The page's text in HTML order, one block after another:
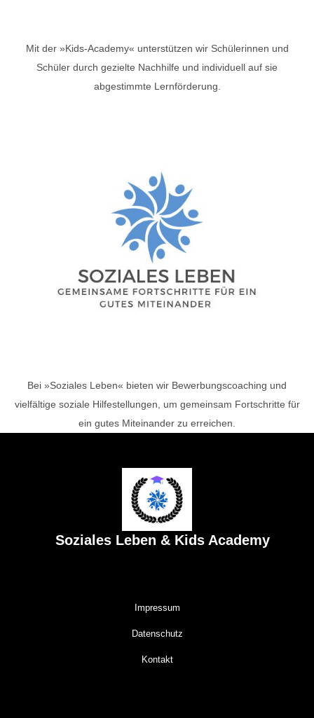
Mit der »Kids-Academy« unterstützen wir Schülerinnen und
Schüler durch gezielte Nachhilfe und individuell auf sie
abgestimmte Lernförderung.
Bei »Soziales Leben« bieten wir Bewerbungscoaching und
vielfältige soziale Hilfestellungen, um gemeinsam Fortschritte für
ein gutes Miteinander zu erreichen.
Soziales Leben & Kids Academy
Impressum
Datenschutz
Kontakt